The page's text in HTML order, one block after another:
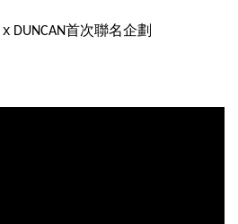
x DUNCAN首次聯名企劃